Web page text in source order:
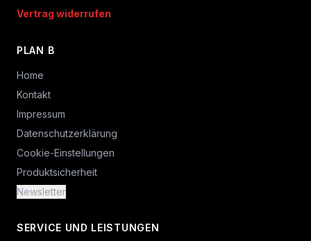
Vertrag widerrufen
PLAN B
Home
Kontakt
Impressum
Datenschutzerklärung
Cookie-Einstellungen
Produktsicherheit
Newsletter
SERVICE UND LEISTUNGEN